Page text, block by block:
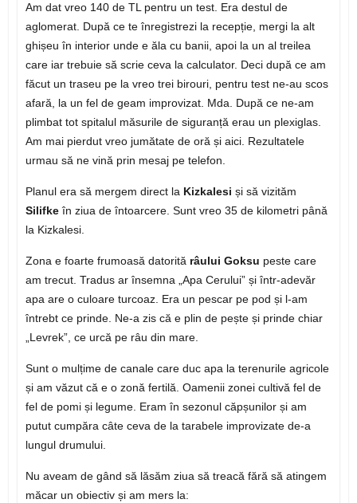
Am dat vreo 140 de TL pentru un test. Era destul de
aglomerat. După ce te înregistrezi la recepție, mergi la alt
ghișeu în interior unde e ăla cu banii, apoi la un al treilea
care iar trebuie să scrie ceva la calculator. Deci după ce am
făcut un traseu pe la vreo trei birouri, pentru test ne-au scos
afară, la un fel de geam improvizat. Mda. După ce ne-am
plimbat tot spitalul măsurile de siguranță erau un plexiglas.
Am mai pierdut vreo jumătate de oră și aici. Rezultatele
urmau să ne vină prin mesaj pe telefon.
Planul era să mergem direct la Kizkalesi și să vizităm
Silifkeîn ziua de întoarcere. Sunt vreo 35 de kilometri până
la Kizkalesi.
Zona e foarte frumoasă datorită râului Goksu peste care
am trecut. Tradus ar însemna „Apa Cerului” și într-adevăr
apa are o culoare turcoaz. Era un pescar pe pod și l-am
întrebt ce prinde. Ne-a zis că e plin de pește și prinde chiar
„Levrek”, ce urcă pe râu din mare.
Sunt o mulțime de canale care duc apa la terenurile agricole
și am văzut că e o zonă fertilă. Oamenii zonei cultivă fel de
fel de pomi și legume. Eram în sezonul căpșunilor și am
putut cumpăra câte ceva de la tarabele improvizate de-a
lungul drumului.
Nu aveam de gând să lăsăm ziua să treacă fără să atingem
măcar un obiectiv și am mers la: